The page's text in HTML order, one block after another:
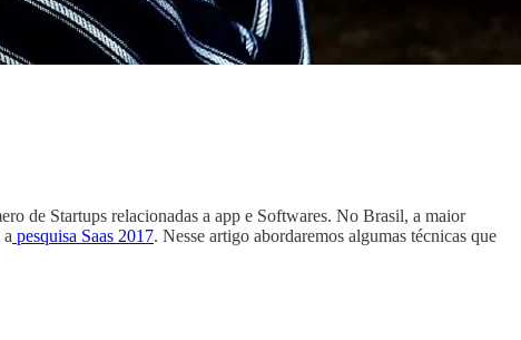
de Startups relacionadas a app e Softwares. No Brasil, a maior
pesquisa Saas 2017. Nesse artigo abordaremos algumas técnicas que